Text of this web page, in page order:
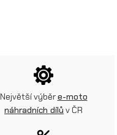
Největší výběre-moto
náhradních dílů v ČR